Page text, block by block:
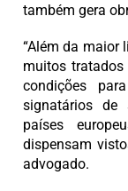
também gera
“Além da maior
muitos
condições
signatários de
países
dispensam
advogado.